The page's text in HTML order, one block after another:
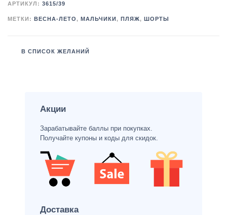
АРТИКУЛ: 3615/39
МЕТКИ: ВЕСНА-ЛЕТО, МАЛЬЧИКИ , ПЛЯЖ, ШОРТЫ
В СПИСОК ЖЕЛАНИЙ
Акции
Зарабатывайте баллы при покупках.
Получайте купоны и коды для скидок.
Доставка